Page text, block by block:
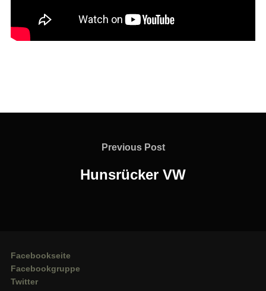
Previous
Previous Post
Hunsrücker VW
Facebookseite
Facebookgruppe
Twitter